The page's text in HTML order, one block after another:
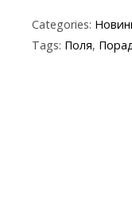
e
b
itt
er
e
gr
Categories:
Tags: Поля,